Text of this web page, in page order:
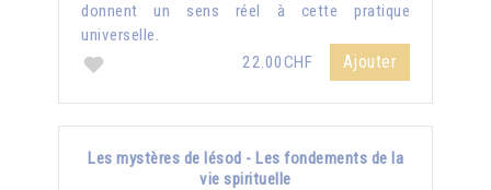
donnent un sens réel à cette pratique
universelle.
22.00CHF
Ajouter
Les mystères de Iésod - Les fondements de la
vie spirituelle